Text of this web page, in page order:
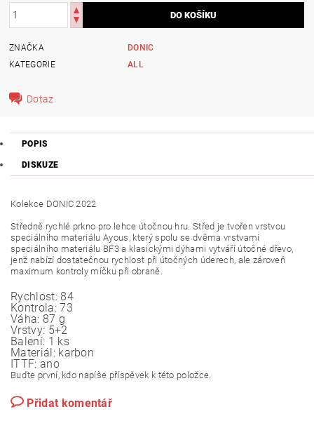
ZNAČKA
DONIC
KATEGORIE
ALL
Dotaz
POPIS
DISKUZE
Kolekce DONIC 2022
Středně rychlé prkno pro lehce útočnou hru. Střed je tvořen vrstvou
speciálního materiálu Ayous, který spolu se dvěma vrstvami
speciálního materiálu BF3 a klasickými dýhami vytváří útočné dřevo,
jenž nabízí dostatečnou rychlost při útočných úderech, ale zároveň
maximum kontroly míčku při obraně.
Rychlost: 84
Kontrola: 73
Váha: 87 g
Vrstvy: 5+2
Balení: 1 ks
Materiál: karbon
ITTF: ano
Buďte první, kdo napíše příspěvek k této položce.
Přidat komentář